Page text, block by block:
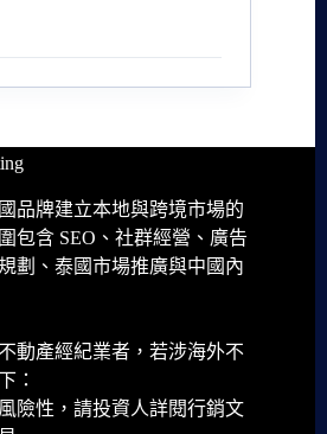
品牌建立本地與跨境市場的
包含 SEO、社群經營、廣告
劃、泰國市場推廣與中國內
動產經紀業者，若涉海外不
：
險性，請投資人詳閱行銷文